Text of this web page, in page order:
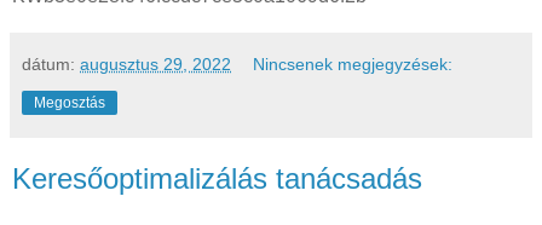
dátum: augusztus 29, 2022 Nincsenek megjegyzések:
Megosztás
Keresőoptimalizálás tanácsadás